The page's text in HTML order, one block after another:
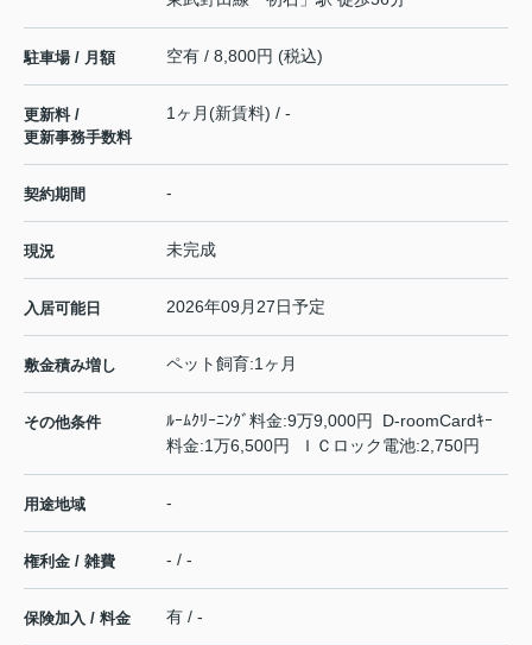
駐車場 / 月額 空有 / 8,800円 (税込)
更新料 /
更新事務手数料
1ヶ月(新賃料) / -
契約期間 -
現況 未完成
入居可能日 2026年09月27日予定
敷金積み増し ペット飼育:1ヶ月
その他条件
ﾙｰﾑｸﾘｰﾆﾝｸﾞ料金:9万9,000円 D-roomCardｷｰ
料金:1万6,500円 ＩＣロック電池:2,750円
用途地域 -
権利金 / 雑費 - / -
保険加入 / 料金 有 / -